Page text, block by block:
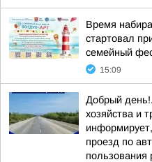
Время
стартовал
семейный
15:09
Добрый
хозяйства и
проезд по
пользования